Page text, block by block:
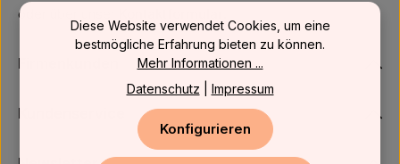
oder über unser
Firmenkunden
Kundenservice
Diese Website verwendet Cookies, um eine
bestmögliche Erfahrung bieten zu können.
Mehr Informationen ...
Datenschutz
Impressum
Konfigurieren